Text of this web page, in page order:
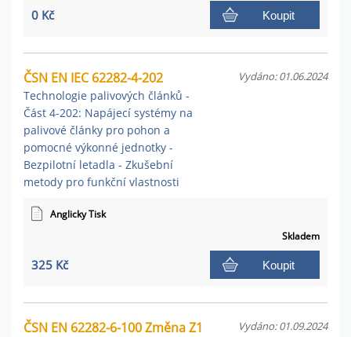
0 Kč Koupit
ČSN EN IEC 62282-4-202
Technologie palivových článků -
Část 4-202: Napájecí systémy na
palivové články pro pohon a
pomocné výkonné jednotky -
Bezpilotní letadla - Zkušební
metody pro funkční vlastnosti
Vydáno: 01.06.2024
Anglicky Tisk
Skladem
325 Kč Koupit
ČSN EN 62282-6-100 Změna Z1 Vydáno: 01.09.2024